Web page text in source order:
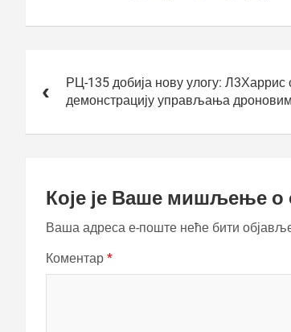
чланкаРЦ-135 добија нову улогу: Л3Харрис
демонстрацију управљања
Које је Ваше мишљење о
Ваша адреса е-поште неће бити
Коментар *